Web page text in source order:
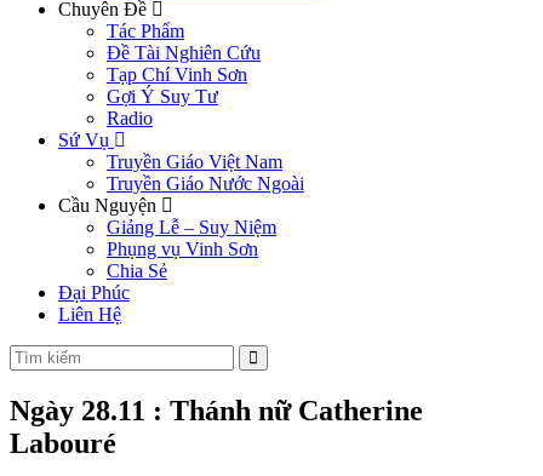
Chuyên Đề
Tác Phẩm
Đề Tài Nghiên Cứu
Tạp Chí Vinh Sơn
Gợi Ý Suy Tư
Radio
Sứ Vụ
Truyền Giáo Việt Nam
Truyền Giáo Nước Ngoài
Cầu Nguyện
Giảng Lễ – Suy Niệm
Phụng vụ Vinh Sơn
Chia Sẻ
Đại Phúc
Liên Hệ
Ngày 28.11 : Thánh nữ Catherine
Labouré